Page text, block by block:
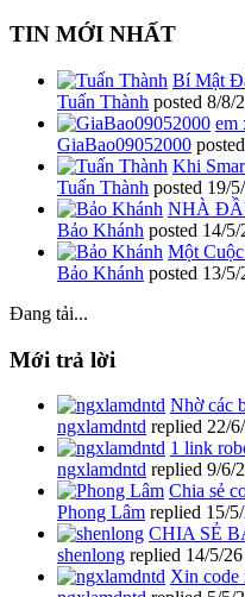
TIN MỚI NHẤT
Bí Mật
Tuấn Thành posted 8/8/
em
GiaBao09052000 posted
Khi
Tuấn Thành posted 19/
NHÀ
Bảo Khánh posted 14/5/
Một
Bảo Khánh posted 13/5/
Đang tải...
Mới trả lời
Nhờ các
ngxlamdntd replied 22/
1 link
ngxlamdntd replied 9/6/
Chia sẻ
Phong Lâm replied 15/
CHIA SẺ
shenlong replied 14/5/26
Xin code